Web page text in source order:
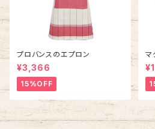
プロバンスのエプロン
¥3,366
15%OFF